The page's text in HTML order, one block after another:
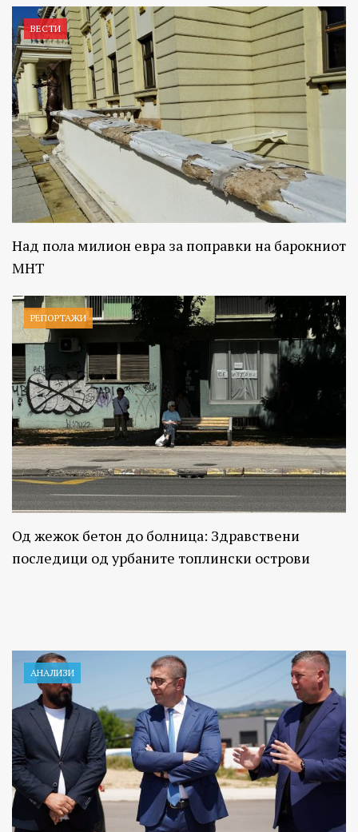
ВЕСТИ
Над пола милион евра за поправки на барокниот
МНТ
РЕПОРТАЖИ
Од жежок бетон до болница: Здравствени
последици од урбаните топлински острови
АНАЛИЗИ